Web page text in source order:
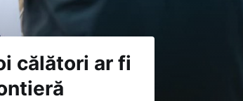
călători ar fi